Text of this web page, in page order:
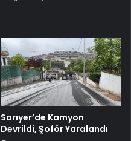
Sarıyer’de Kamyon
Devrildi, Şoför Yaralandı